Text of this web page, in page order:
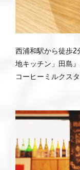
西浦和駅から徒歩2
地キッチン」田島
コーヒーミルクス